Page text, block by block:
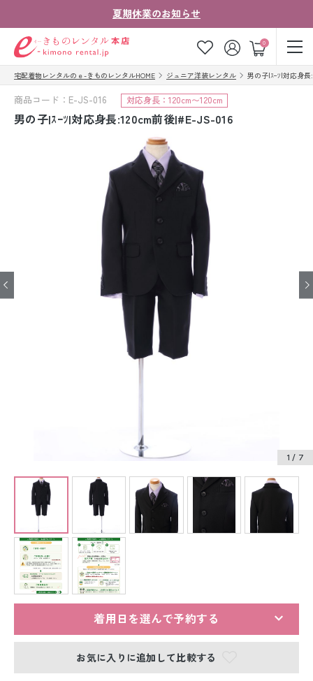
夏期休業のお知らせ
0
ゲスト
お気に入り ログイン カート
ご注文の流れ
お客様の声
法人・グループの
お客様はこちら
ジュニア着物レンタル
ジュニア洋装レンタル
ベビー洋装レンタル
紋付袴レンタル
男性礼装レンタル
宅配着物レンタルのｅ-きものレンタルHOME ジュニア洋装レンタル 男の子|ｽｰﾂ|対応身長
商品コード：E-JS-016 対応身長：120cm〜120cm
男の子|ｽｰﾂ|対応身長:120cm前後|#E-JS-016
1 / 7
着用日を選んで予約する
お気に入りに追加して比較する